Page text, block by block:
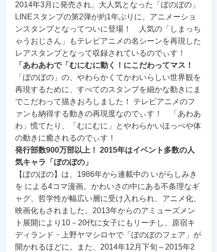
2014年3月に発売され、大人気となった「ぼのぼの」
LINEスタンプの第2弾が約1年ぶりに、アニメーショ
ンスタンプとなってついに登場！ 人気の「しまっち
ゃうおじさん」もテレビアニメの名シーンを再現した
レアスタンプとなって収録されているのでぃす！
「あわあわで「むにむに動く！にこだわってマス！
「ぼのぼの」の、やわらかくてかわいらしい世界観を
再現するために、すべてのスタンプを細かな動きにま
でこだわって描きおろしました！ テレビアニメのフ
ァンも納得する動きの再現度なのでぃす！ 「あわあ
わ」慌てたり、「むにむに」とやわらかいほっぺや体
の動きに癒されるのでぃす！
発行部数900万部以上！ 2015年はイベント多数の人
気キャラ「ぼのぼの」
【ぼのぼの】は、1986年から連載中の いがらしみき
を による4コマ漫画。かわいさの中にある不条理なギ
ャグ、哲学性が幅広い層に受け入れられ、アニメ化、
映画化もされました。2013年からのアミューズメン
ト展開により10－20代に女子にもリーチし、原宿キ
ディランド・上野ヤマシロヤで「ぼのぼのフェア」が
開かれるほどに。また、2014年12月下旬～2015年2